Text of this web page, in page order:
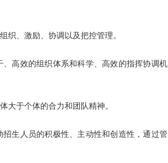
织、激励、协调以及把控管理。
高效的组织体系和科学、高效的指挥协调机
大于个体的合力和团队精神。
生人员的积极性、主动性和创造性，通过管